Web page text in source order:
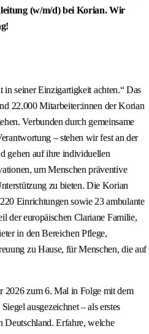
(w/m/d) bei Korian. Wir
in seiner Einzigartigkeit achten.“ Das
22.000 Mitarbeiter:innen der Korian
Verbunden durch gemeinsame
– stehen wir fest an der
gehen auf ihre individuellen
um Menschen präventive
zu bieten. Die Korian
Einrichtungen sowie 23 ambulante
der europäischen Clariane Familie,
in den Bereichen Pflege,
zu Hause, für Menschen, die auf
2026 zum 6. Mal in Folge mit dem
ausgezeichnet – als erstes
Deutschland. Erfahre, welche